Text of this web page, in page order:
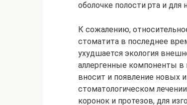
оболочке полости рта и
К сожалению,
стоматита в последнее
ухудшается экология
аллергенные компоненты в
вносит и появление новых
стоматологическом
коронок и протезов, для